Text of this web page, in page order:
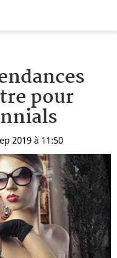
pour
2019 à 11:50